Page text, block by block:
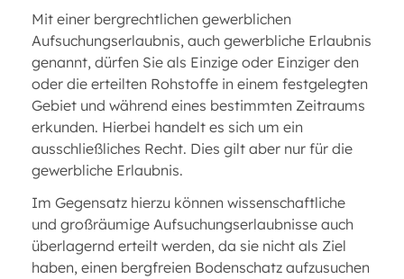
Mit einer bergrechtlichen gewerblichen
Aufsuchungserlaubnis, auch gewerbliche Erlaubnis
genannt, dürfen Sie als Einzige oder Einziger den
oder die erteilten Rohstoffe in einem festgelegten
Gebiet und während eines bestimmten Zeitraums
erkunden. Hierbei handelt es sich um ein
ausschließliches Recht. Dies gilt aber nur für die
gewerbliche Erlaubnis.
Im Gegensatz hierzu können wissenschaftliche
und großräumige Aufsuchungserlaubnisse auch
überlagernd erteilt werden, da sie nicht als Ziel
haben, einen bergfreien Bodenschatz aufzusuchen